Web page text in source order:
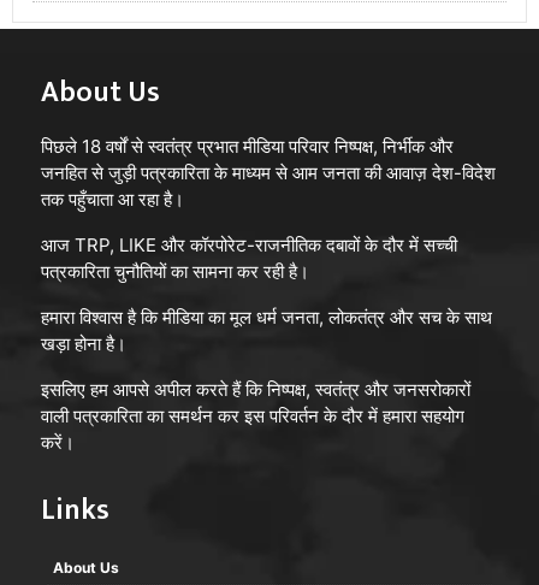
About Us
पिछले 18 वर्षों से स्वतंत्र प्रभात मीडिया परिवार निष्पक्ष, निर्भीक और
जनहित से जुड़ी पत्रकारिता के माध्यम से आम जनता की आवाज़ देश-विदेश
तक पहुँचाता आ रहा है।
आज TRP, LIKE और कॉरपोरेट-राजनीतिक दबावों के दौर में सच्ची
पत्रकारिता चुनौतियों का सामना कर रही है।
हमारा विश्वास है कि मीडिया का मूल धर्म जनता, लोकतंत्र और सच के साथ
खड़ा होना है।
इसलिए हम आपसे अपील करते हैं कि निष्पक्ष, स्वतंत्र और जनसरोकारों
वाली पत्रकारिता का समर्थन कर इस परिवर्तन के दौर में हमारा सहयोग
करें।
Links
About Us